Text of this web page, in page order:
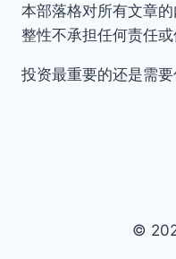
本部落格对所有文章
整性不承担任何责任或
投资最重要的还是需要
©